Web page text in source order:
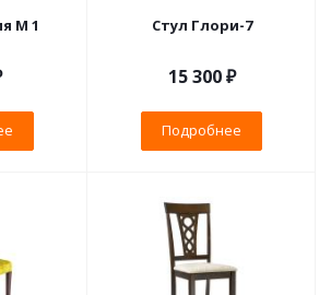
М 1 Стул Глори-7
15 300 ₽
Подробнее